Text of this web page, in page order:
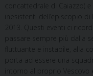
concattedrale di Caiazzo)
inesistenti dell’episcopio
2013. Questi eventi ci
passare sempre più dalla
fluttuante e instabile, alla
porta ad essere una
intorno al proprio